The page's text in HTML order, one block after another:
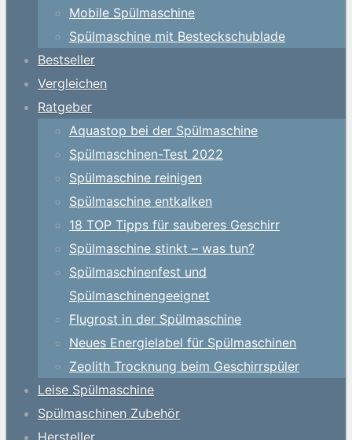
Mobile Spülmaschine
Spülmaschine mit Besteckschublade
Bestseller
Vergleichen
Ratgeber
Aquastop bei der Spülmaschine
Spülmaschinen-Test 2022
Spülmaschine reinigen
Spülmaschine entkalken
18 TOP Tipps für sauberes Geschirr
Spülmaschine stinkt – was tun?
Spülmaschinenfest und
Spülmaschinengeeignet
Flugrost in der Spülmaschine
Neues Energielabel für Spülmaschinen
Zeolith Trocknung beim Geschirrspüler
Leise Spülmaschine
Spülmaschinen Zubehör
Hersteller